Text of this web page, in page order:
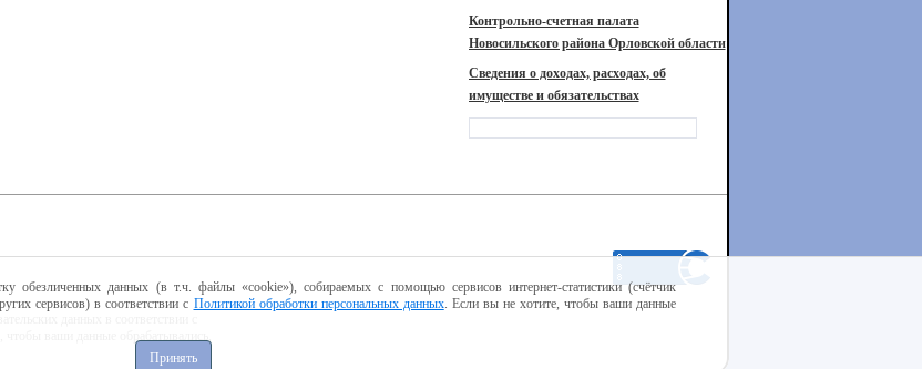
Контрольно-счетная палата
Новосильского района Орловской области
Сведения о доходах, расходах, об
имуществе и обязательствах
данных в соответствии с
обезличенных данных (в т.ч. файлы «cookie»), собираемых с помощью сервисов интернет-статистики (счётчик
сервисов) в соответствии с Политикой обработки персональных данных. Если вы не хотите, чтобы ваши данные
Принять